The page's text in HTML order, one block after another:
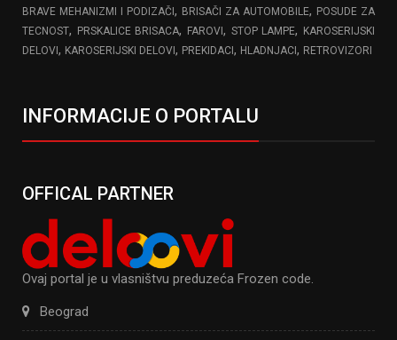
BRAVE MEHANIZMI I PODIZAČI, BRISAČI ZA AUTOMOBILE, POSUDE ZA
TECNOST, PRSKALICE BRISACA, FAROVI, STOP LAMPE, KAROSERIJSKI
DELOVI, KAROSERIJSKI DELOVI, PREKIDACI, HLADNJACI, RETROVIZORI
INFORMACIJE O PORTALU
OFFICAL PARTNER
Ovaj portal je u vlasništvu preduzeća Frozen code.
Beograd